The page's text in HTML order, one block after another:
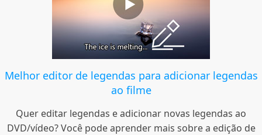
Melhor editor de legendas para adicionar legendas
ao filme
Quer editar legendas e adicionar novas legendas ao
DVD/vídeo? Você pode aprender mais sobre a edição de